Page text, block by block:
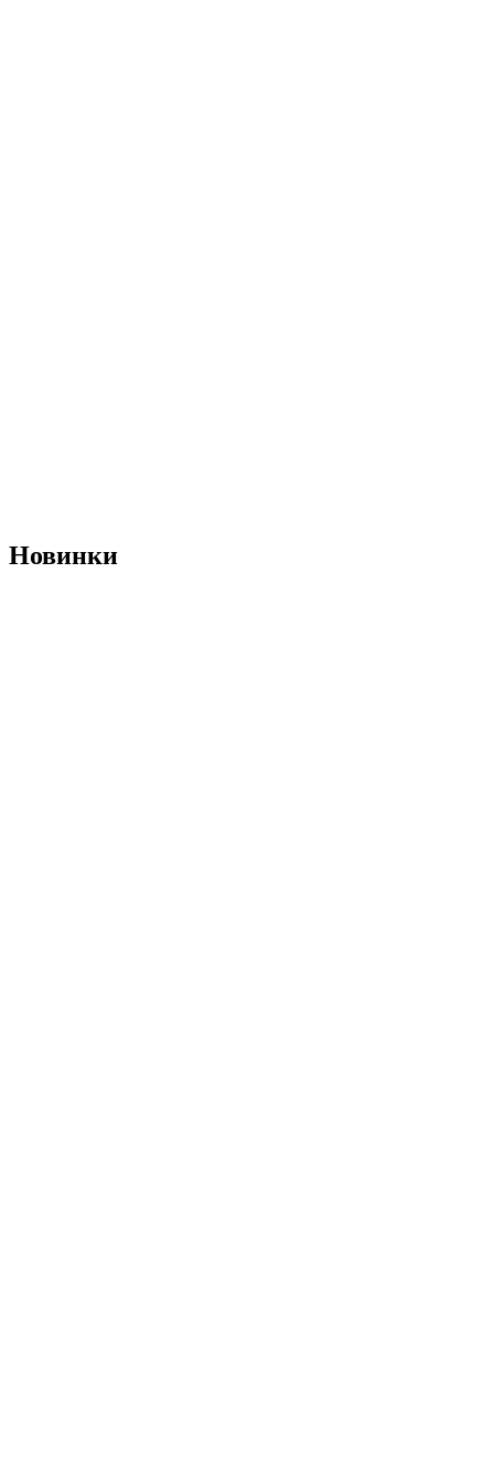
Новинки